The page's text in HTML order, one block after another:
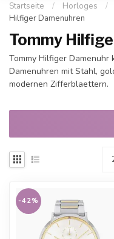
Startseite / Horloges /
Hilfiger Damenuhren
Tommy
Tommy Hilfiger Damenuhr
Damenuhren mit Stahl,
modernen Zifferblaettern.
-42%